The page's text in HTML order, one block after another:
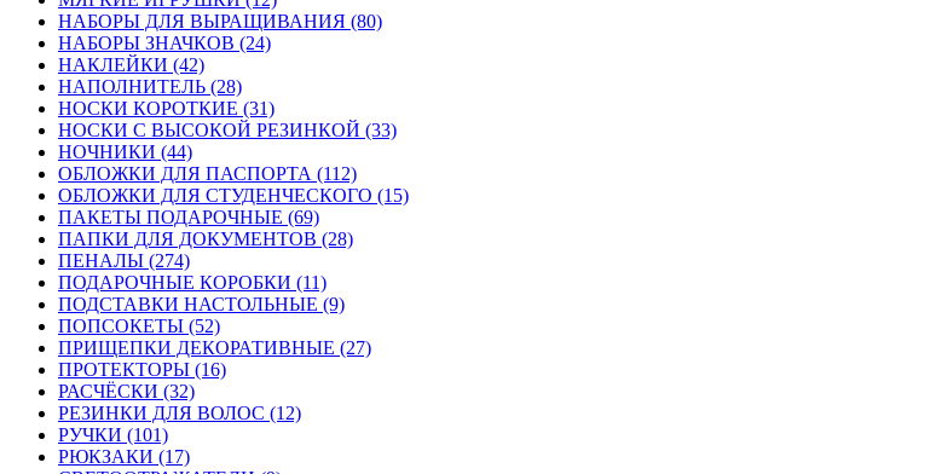
НАБОРЫ ДЛЯ ВЫРАЩИВАНИЯ (80)
НАБОРЫ ЗНАЧКОВ (24)
НАКЛЕЙКИ (42)
НАПОЛНИТЕЛЬ (28)
НОСКИ КОРОТКИЕ (31)
НОСКИ С ВЫСОКОЙ РЕЗИНКОЙ (33)
НОЧНИКИ (44)
ОБЛОЖКИ ДЛЯ ПАСПОРТА (112)
ОБЛОЖКИ ДЛЯ СТУДЕНЧЕСКОГО (15)
ПАКЕТЫ ПОДАРОЧНЫЕ (69)
ПАПКИ ДЛЯ ДОКУМЕНТОВ (28)
ПЕНАЛЫ (274)
ПОДАРОЧНЫЕ КОРОБКИ (11)
ПОДСТАВКИ НАСТОЛЬНЫЕ (9)
ПОПСОКЕТЫ (52)
ПРИЩЕПКИ ДЕКОРАТИВНЫЕ (27)
ПРОТЕКТОРЫ (16)
РАСЧЁСКИ (32)
РЕЗИНКИ ДЛЯ ВОЛОС (12)
РУЧКИ (101)
РЮКЗАКИ (17)